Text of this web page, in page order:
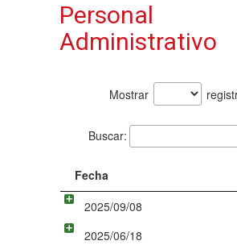
Personal
Administrativo
Mostrar
Buscar:
Fecha
2025/09/08
2025/06/18